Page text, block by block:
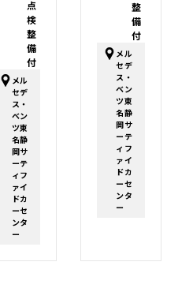
点
検
整
備
付
メル
セデ
ス・
ベン
ツ東
名静
岡サ
ーテ
ィフ
ァイ
ドカ
ーセ
ンタ
ー
整
備
付
メル
セデ
ス・
ベン
ツ東
名静
岡サ
ーテ
ィフ
ァイ
ドカ
ーセ
ンタ
ー